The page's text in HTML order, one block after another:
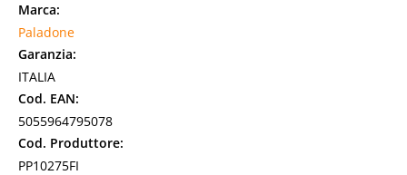
Marca:
Paladone
Garanzia:
ITALIA
Cod. EAN:
5055964795078
Cod. Produttore:
PP10275FI